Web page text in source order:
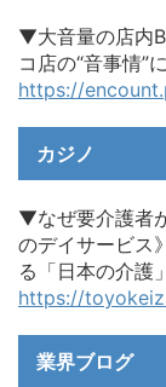
▼大音量の店内
コ店の“音事情”
https://
カジノ
▼なぜ要介護者
のデイサービス
る「日本の介護
https://
業界ブログ